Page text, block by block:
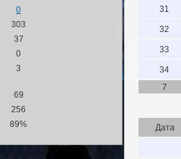
31
32
33
34
7
Дата
0
303
37
0
3
69
256
89%